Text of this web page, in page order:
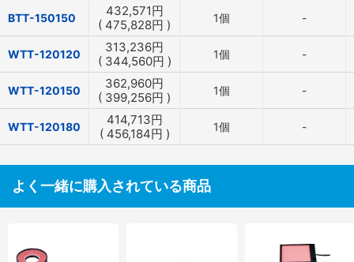
BTT-150150 432,571円
( 475,828円 ) 1個 -
WTT-120120 313,236円
( 344,560円 ) 1個 -
WTT-120150 362,960円
( 399,256円 ) 1個 -
WTT-120180 414,713円
( 456,184円 ) 1個 -
よく一緒に購入されている商品